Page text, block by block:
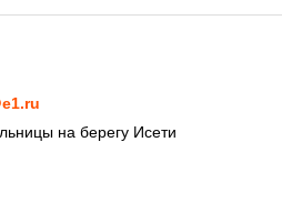
на берегу Исети